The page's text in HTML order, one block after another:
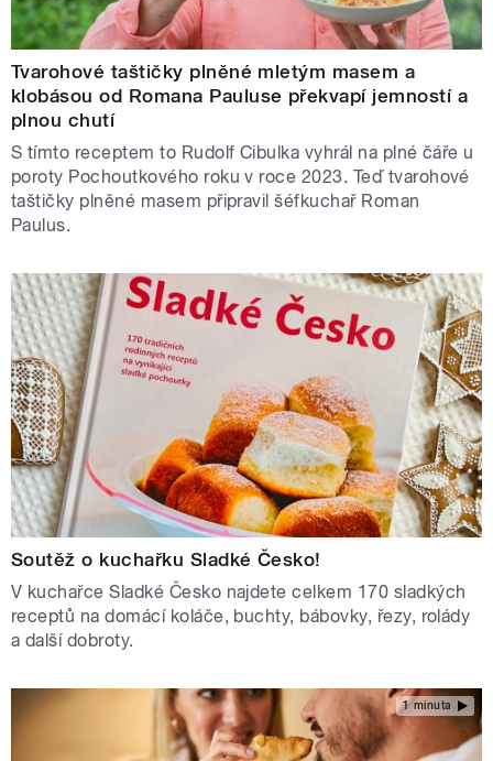
Tvarohové taštičky plněné mletým masem a
klobásou od Romana Pauluse překvapí jemností a
plnou chutí
S tímto receptem to Rudolf Cibulka vyhrál na plné čáře u
poroty Pochoutkového roku v roce 2023. Teď tvarohové
taštičky plněné masem připravil šéfkuchař Roman
Paulus.
Soutěž o kuchařku Sladké Česko!
V kuchařce Sladké Česko najdete celkem 170 sladkých
receptů na domácí koláče, buchty, bábovky, řezy, rolády
a další dobroty.
1 minuta